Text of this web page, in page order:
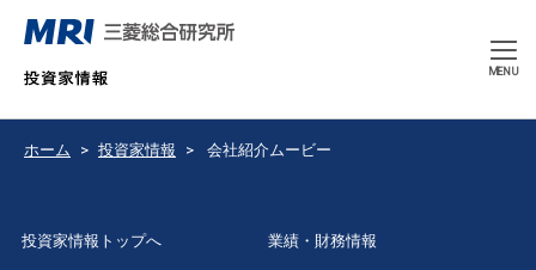
CLOSE
MENU
ホーム 投資家情報 会社紹介ムービー
投資家情報トップへ 業績・財務情報